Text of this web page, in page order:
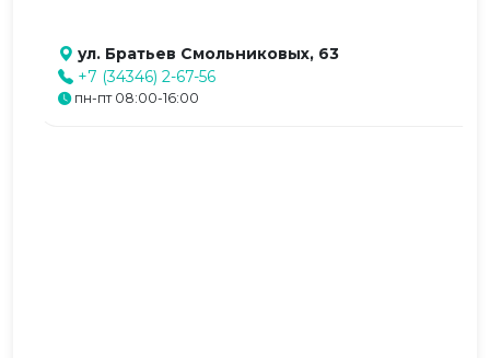
ул. Братьев Смольниковых, 63
+7 (34346) 2-67-56
пн-пт 08:00-16:00